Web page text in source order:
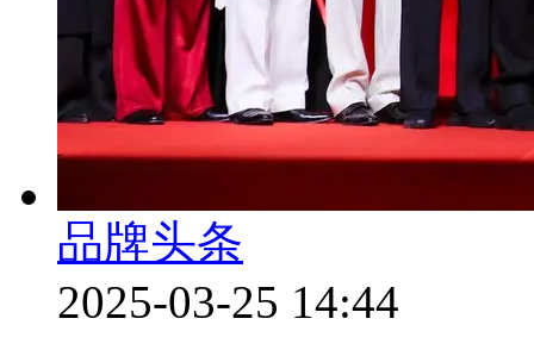
品牌头条
2025-03-25 14:44